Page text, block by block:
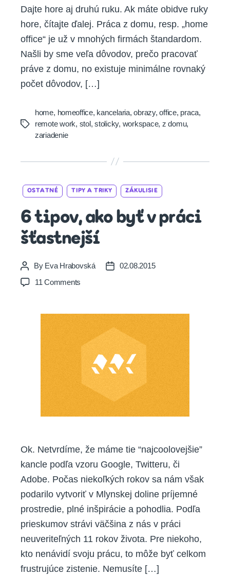
Dajte hore aj druhú ruku. Ak máte obidve ruky
hore, čítajte ďalej. Práca z domu, resp. „home
office“ je už v mnohých firmách štandardom.
Našli by sme veľa dôvodov, prečo pracovať
práve z domu, no existuje minimálne rovnaký
počet dôvodov, […]
Tags
home, homeoffice, kancelaria,obrazy,office, praca,
remote work, stol,stolicky, workspace, z domu,
zariadenie
Categories
OSTATNÉ TIPY A TRIKY ZÁKULISIE
6 tipov, ako byť v práci
šťastnejší
Post
author
By Eva Hrabovská
Post02.08.2015
11 Comments
ako
šťastnejší
Ok. Netvrdíme, že máme tie “najcoolovejšie”
kancle podľa vzoru Google, Twitteru, či
Adobe. Počas niekoľkých rokov sa nám však
podarilo vytvoriť v Mlynskej doline príjemné
prostredie, plné inšpirácie a pohodlia. Podľa
prieskumov strávi väčšina z nás v práci
neuveriteľných 11 rokov života. Pre niekoho,
kto nenávidí svoju prácu, to môže byť celkom
frustrujúce zistenie. Nemusíte […]